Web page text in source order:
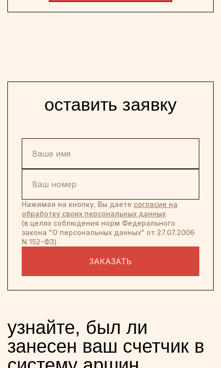
оставить заявку
Нажимая на кнопку, Вы даете согласие на
обработку своих персональных данных
(в целях соблюдения норм Федерального
закона "О персональных данных" от 27.07.2006
N 152-ФЗ)
ЗАКАЗАТЬ
узнайте, был ли
занесен ваш счетчик в